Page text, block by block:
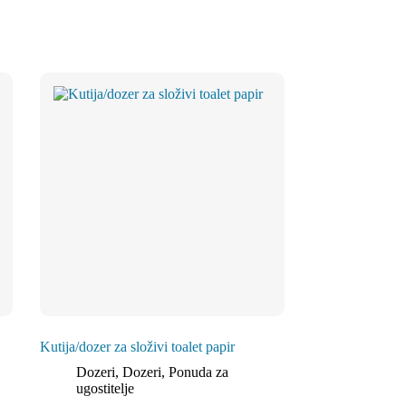
Kutija/dozer za složivi toalet papir
Dozeri, Dozeri, Ponuda za
ugostitelje